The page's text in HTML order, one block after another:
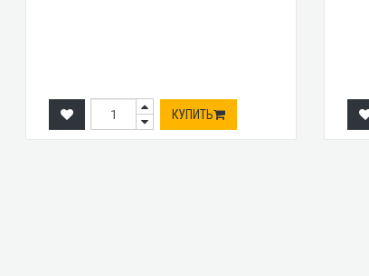
КУПИТЬ